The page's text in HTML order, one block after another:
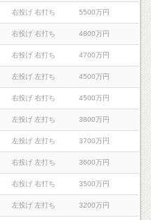
右投げ 右打ち 5500万円
右投げ 右打ち 4800万円
右投げ 右打ち 4700万円
左投げ 左打ち 4500万円
右投げ 右打ち 4500万円
左投げ 左打ち 3800万円
左投げ 左打ち 3700万円
右投げ 左打ち 3600万円
右投げ 右打ち 3500万円
左投げ 左打ち 3200万円